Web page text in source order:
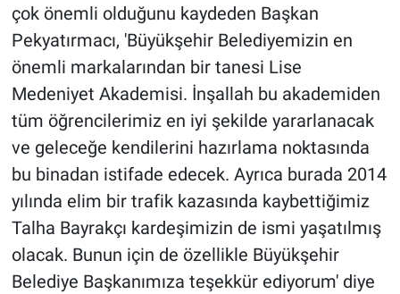
çok önemli olduğunu kaydeden Başkan
Pekyatırmacı, 'Büyükşehir Belediyemizin en
önemli markalarından bir tanesi Lise
Medeniyet Akademisi. İnşallah bu akademiden
tüm öğrencilerimiz en iyi şekilde yararlanacak
ve geleceğe kendilerini hazırlama noktasında
bu binadan istifade edecek. Ayrıca burada 2014
yılında elim bir trafik kazasında kaybettiğimiz
Talha Bayrakçı kardeşimizin de ismi yaşatılmış
olacak. Bunun için de özellikle Büyükşehir
Belediye Başkanımıza teşekkür ediyorum' diye